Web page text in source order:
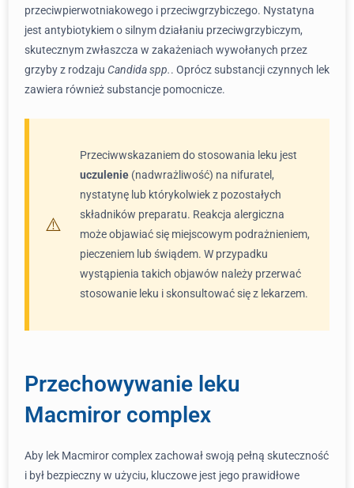
przeciwpierwotniakowego i przeciwgrzybiczego. Nystatyna
jest antybiotykiem o silnym działaniu przeciwgrzybiczym,
skutecznym zwłaszcza w zakażeniach wywołanych przez
grzyby z rodzaju Candida spp.. Oprócz substancji czynnych lek
zawiera również substancje pomocnicze.
Przeciwwskazaniem do stosowania leku jest
uczulenie (nadwrażliwość) na nifuratel,
nystatynę lub którykolwiek z pozostałych
składników preparatu. Reakcja alergiczna
może objawiać się miejscowym podrażnieniem,
pieczeniem lub świądem. W przypadku
wystąpienia takich objawów należy przerwać
stosowanie leku i skonsultować się z lekarzem.
Przechowywanie leku
Macmiror complex
Aby lek Macmiror complex zachował swoją pełną skuteczność
i był bezpieczny w użyciu, kluczowe jest jego prawidłowe